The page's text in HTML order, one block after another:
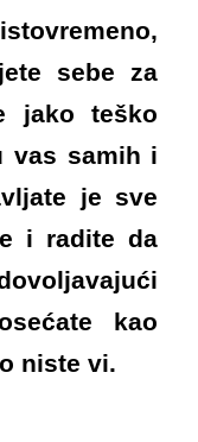
sebe za
jako teško
vas samih i
je sve
i radite da
kao
niste vi.